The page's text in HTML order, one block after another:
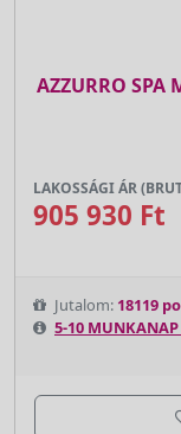
AZZURRO SPA
LAKOSSÁGI ÁR
905 930 Ft
Jutalom: 18119
5-10